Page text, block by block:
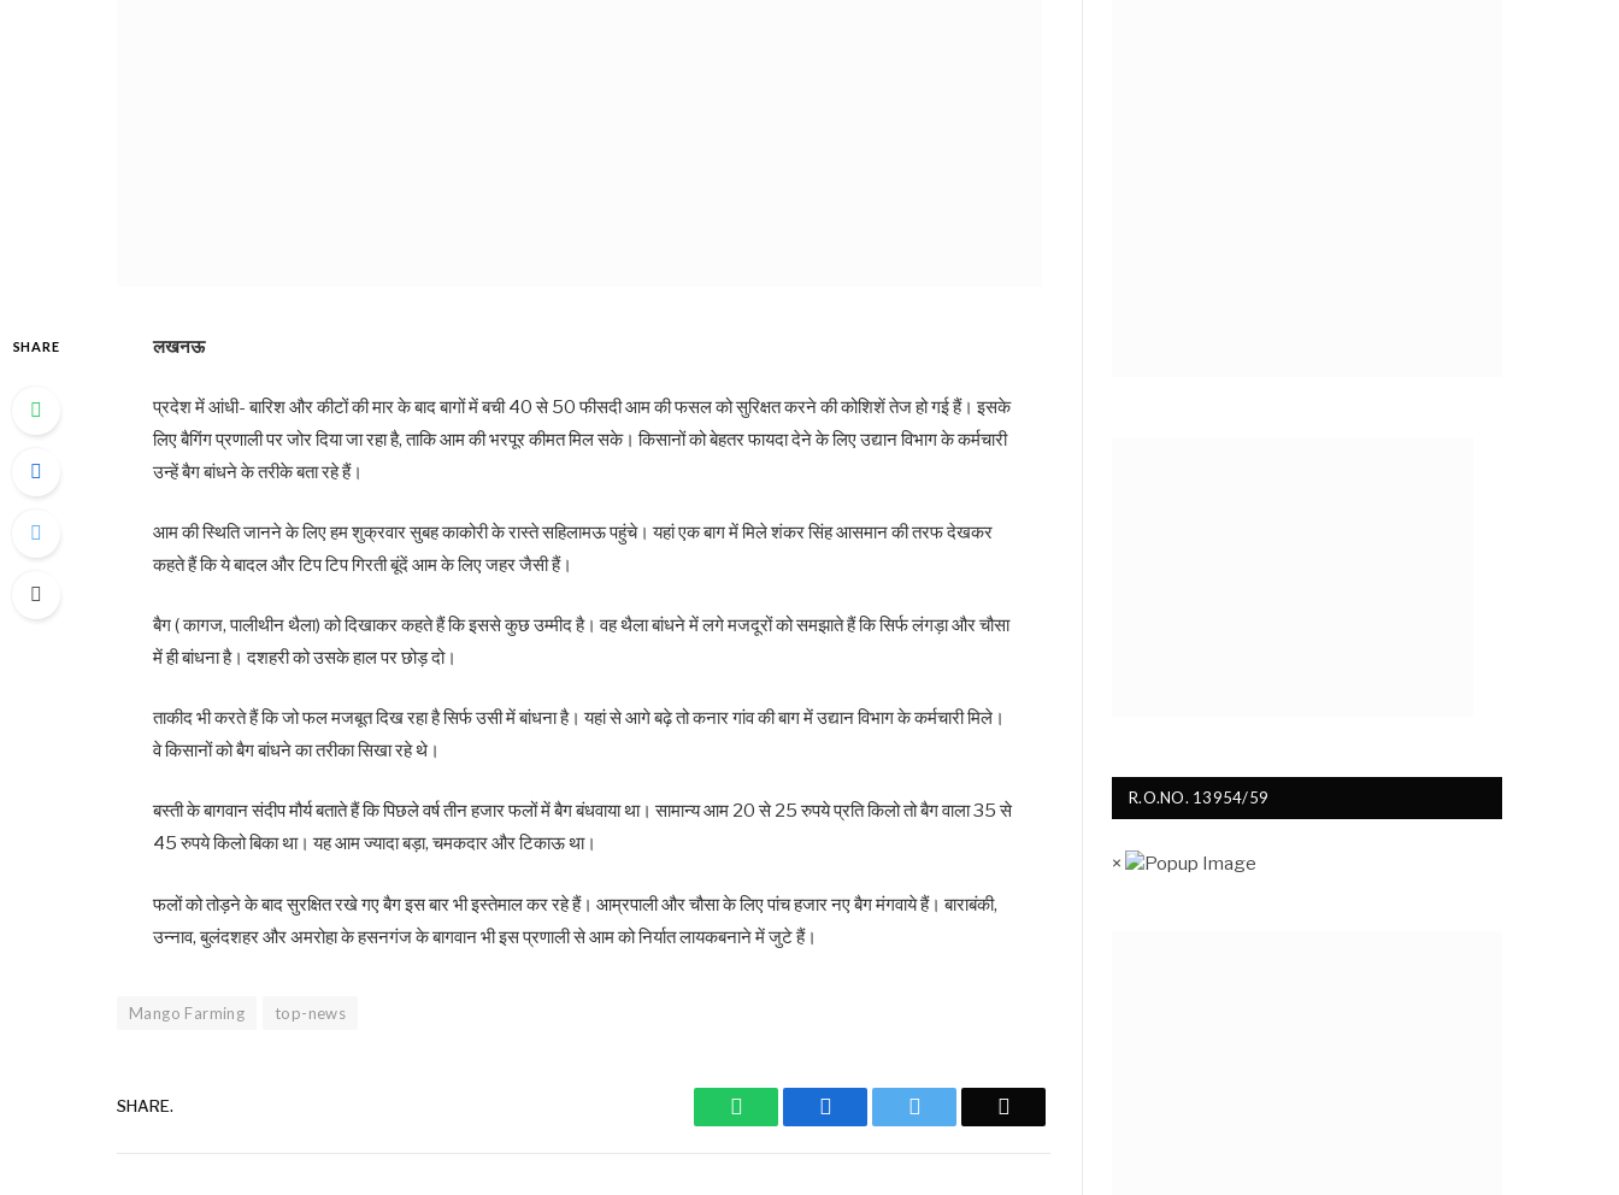
SHARE लखनऊ
प्रदेश में आंधी- बारिश और कीटों की मार के बाद बागों में बची 40 से 50 फीसदी आम की फसल को सुरिक्षत करने की कोशिशें तेज हो गई हैं। इसके
लिए बैगिंग प्रणाली पर जोर दिया जा रहा है, ताकि आम की भरपूर कीमत मिल सके। किसानों को बेहतर फायदा देने के लिए उद्यान विभाग के कर्मचारी
उन्हें बैग बांधने के तरीके बता रहे हैं।
आम की स्थिति जानने के लिए हम शुक्रवार सुबह काकोरी के रास्ते सहिलामऊ पहुंचे। यहां एक बाग में मिले शंकर सिंह आसमान की तरफ देखकर
कहते हैं कि ये बादल और टिप टिप गिरती बूंदें आम के लिए जहर जैसी हैं।
बैग ( कागज, पालीथीन थैला) को दिखाकर कहते हैं कि इससे कुछ उम्मीद है। वह थैला बांधने में लगे मजदूरों को समझाते हैं कि सिर्फ लंगड़ा और चौसा
में ही बांधना है। दशहरी को उसके हाल पर छोड़ दो।
ताकीद भी करते हैं कि जो फल मजबूत दिख रहा है सिर्फ उसी में बांधना है। यहां से आगे बढ़े तो कनार गांव की बाग में उद्यान विभाग के कर्मचारी मिले।
वे किसानों को बैग बांधने का तरीका सिखा रहे थे।
बस्ती के बागवान संदीप मौर्य बताते हैं कि पिछले वर्ष तीन हजार फलों में बैग बंधवाया था। सामान्य आम 20 से 25 रुपये प्रति किलो तो बैग वाला 35 से
45 रुपये किलो बिका था। यह आम ज्यादा बड़ा, चमकदार और टिकाऊ था।
फलों को तोड़ने के बाद सुरक्षित रखे गए बैग इस बार भी इस्तेमाल कर रहे हैं। आम्रपाली और चौसा के लिए पांच हजार नए बैग मंगवाये हैं। बाराबंकी,
उन्नाव, बुलंदशहर और अमरोहा के हसनगंज के बागवान भी इस प्रणाली से आम को निर्यात लायकबनाने में जुटे हैं।
Mango Farming top-news
SHARE. WhatsApp Facebook
R.O.NO. 13954/59
×